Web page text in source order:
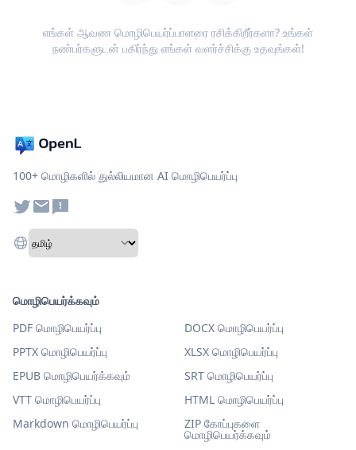
எங்கள் ஆவண மொழிபெயர்ப்பாளரை ரசிக்கிறீர்களா? உங்கள்
நண்பர்களுடன் பகிர்ந்து எங்கள் வளர்ச்சிக்கு உதவுங்கள்!
100+ மொழிகளில் துல்லியமான AI மொழிபெயர்ப்பு
மொழிபெயர்க்கவும்
PDF மொழிபெயர்ப்பு
DOCX மொழிபெயர்ப்பு
PPTX மொழிபெயர்ப்பு
XLSX மொழிபெயர்ப்பு
EPUB மொழிபெயர்க்கவும்
SRT மொழிபெயர்ப்பு
VTT மொழிபெயர்ப்பு
HTML மொழிபெயர்ப்பு
Markdown மொழிபெயர்ப்பு
ZIP கோப்புகளை
மொழிபெயர்க்கவும்